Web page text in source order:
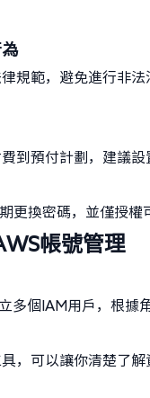
規範，避免進行非
到預付計劃，建議
更換密碼，並僅授權
帳號管理
多個IAM用戶，根據
，可以讓你清楚了解